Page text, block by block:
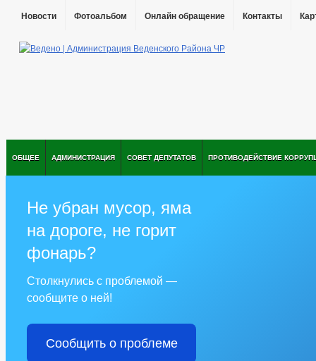
Новости Фотоальбом Онлайн обращение Контакты
ОБЩЕЕ АДМИНИСТРАЦИЯ СОВЕТ ДЕПУТАТОВ ПРОТИВОДЕЙСТВИЕ
Не убран мусор, яма
на дороге, не горит
фонарь?
Столкнулись с проблемой —
сообщите о ней!
Сообщить о проблеме